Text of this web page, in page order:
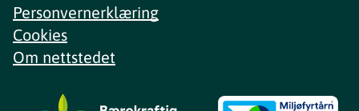
Personvernerklæring
Cookies
Om nettstedet